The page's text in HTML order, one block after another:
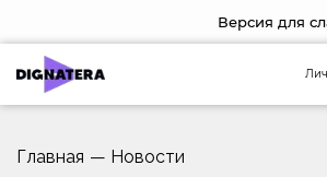
Версия для
Главная — Новости